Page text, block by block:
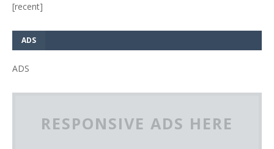
[recent]
ADS
ADS
RESPONSIVE ADS HERE